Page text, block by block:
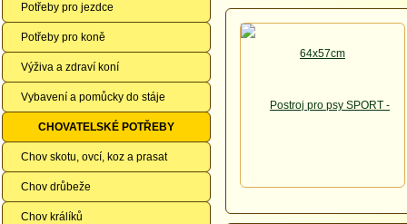
Potřeby pro jezdce
Potřeby pro koně
Výživa a zdraví koní
Vybavení a pomůcky do stáje
CHOVATELSKÉ POTŘEBY
Chov skotu, ovcí, koz a prasat
Chov drůbeže
Chov králíků